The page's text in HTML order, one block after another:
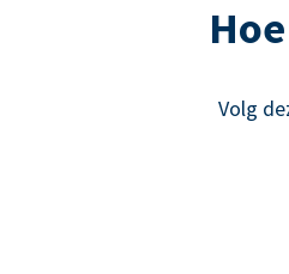
Volg